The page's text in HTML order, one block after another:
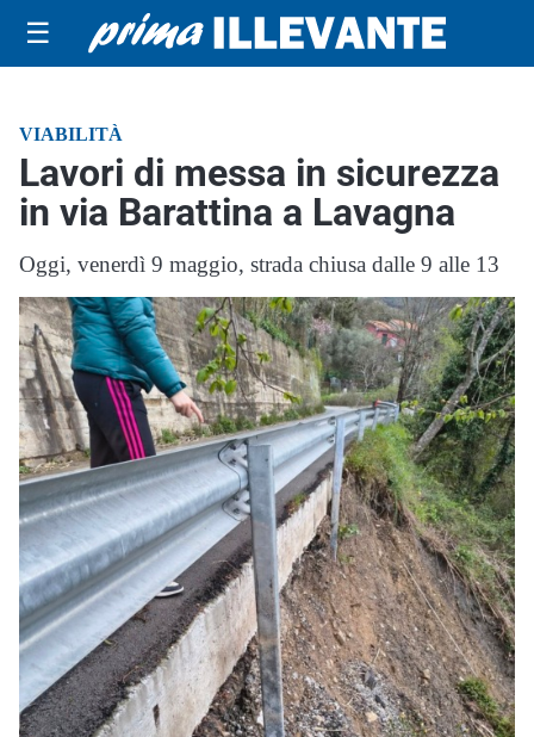
☰
VIABILITÀ
Lavori di messa in sicurezza
in via Barattina a Lavagna
Oggi, venerdì 9 maggio, strada chiusa dalle 9 alle 13